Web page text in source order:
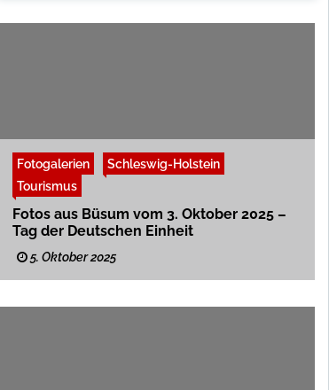
Fotogalerien
Schleswig-Holstein
Tourismus
Fotos aus Büsum vom 3. Oktober 2025 –
Tag der Deutschen Einheit
5. Oktober 2025